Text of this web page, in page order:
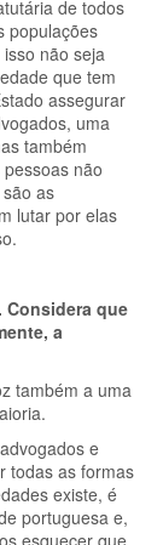
de todos
populações
não seja
que tem
assegurar
uma
também
não
as
lutar por elas
Considera que
a
também a uma
e
todas as formas
existe, é
portuguesa e,
esquecer que